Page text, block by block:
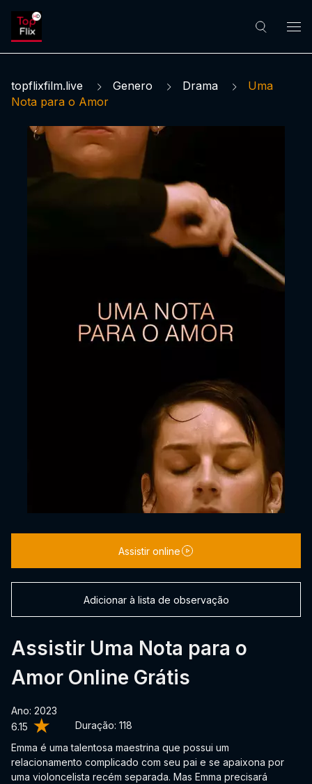
topflixfilm.live Genero Drama
Uma
Nota para o Amor
6.15 Duração: 118
Assistir Uma Nota para o
Amor Online Grátis
Ano: 2023
Emma é uma talentosa maestrina que possui um
relacionamento complicado com seu pai e se apaixona por
uma violoncelista recém separada. Mas Emma precisará
Assistir online
Adicionar à lista de observação